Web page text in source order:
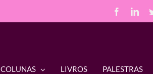
Facebook
COLUNAS LIVROS PALESTRAS